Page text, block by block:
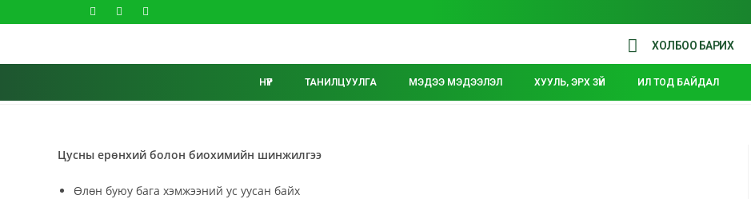
ХОЛБОО БАРИХ
НҮҮР ТАНИЛЦУУЛГА МЭДЭЭ МЭДЭЭЛЭЛ ХУУЛЬ, ЭРХ ЗҮЙ ИЛ ТОД БАЙДАЛ
Цусны ерөнхий болон биохимийн шинжилгээ
Өлөн буюу бага хэмжээний ус уусан байх